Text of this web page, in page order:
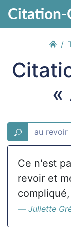
Citation-
«
Ce n'est
revoir et
Juliette